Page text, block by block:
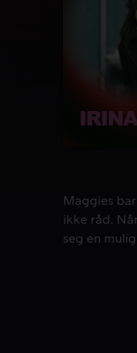
Maggies
Maggies
ikke råd.
seg en